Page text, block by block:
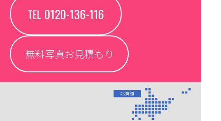
TEL 0120-136-116
無料写真お見積もり